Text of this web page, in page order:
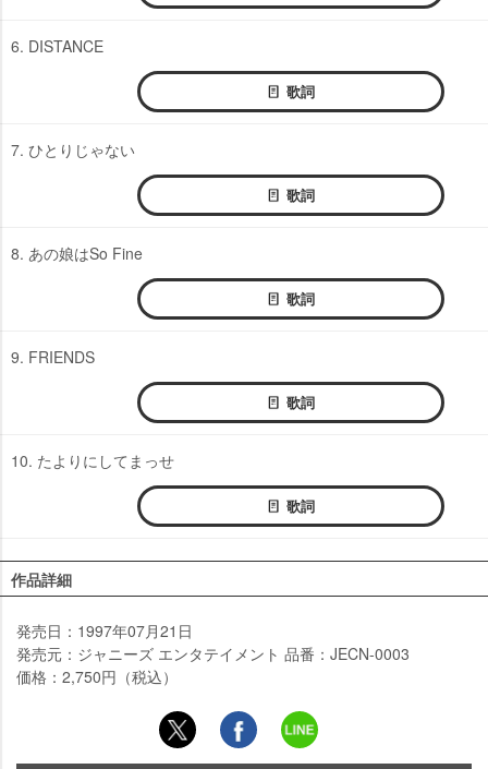
6. DISTANCE
歌詞
7. ひとりじゃない
歌詞
8. あの娘はSo Fine
歌詞
9. FRIENDS
歌詞
10. たよりにしてまっせ
歌詞
作品詳細
発売日：1997年07月21日
発売元：ジャニーズ エンタテイメント 品番：JECN-0003
価格：2,750円（税込）